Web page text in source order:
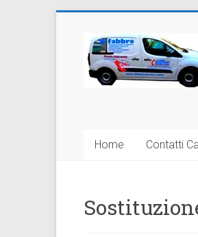
contenutoCambio
Serratura
Home Contatti